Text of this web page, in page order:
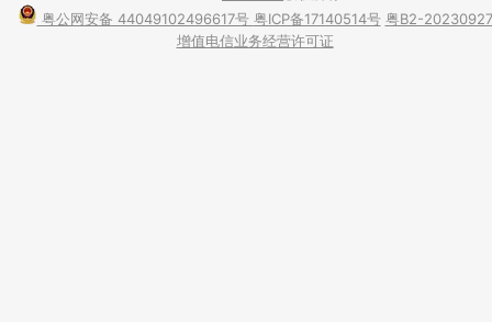
粤公网安备 44049102496617号 粤ICP备17140514号 粤B2-20230927
增值电信业务经营许可证